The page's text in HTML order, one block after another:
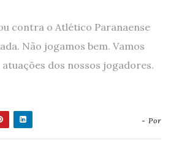
contra o Atlético Paranaense
Não jogamos bem. Vamos
dos nossos jogadores.
- Por